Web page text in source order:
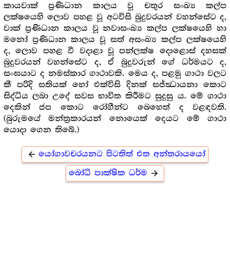
කායවාක් ප්‍රණිධාන කාලය වූ චතුර සංඛ්‍ය කල්ප
ලක්ෂයෙහි ලොව පහළ වූ අටවිසි බුදුවරයන් වහන්සේට ද,
වාක් ප්‍රණිධාන කාලය වූ නවාසංඛ්‍ය කල්ප ලක්ෂයෙහි හා
මනෝ ප්‍රණිධාන කාලය වූ සත් අසංඛ්‍ය කල්ප ලක්ෂයෙහි
ද, ලොව පහළ වී වදාළා වූ පන්ලක්ෂ දොළොස් දහසක්
බුදුවරයන් වහන්සේට ද, ඒ බුදුවරුන් ගේ ධර්මයට ද,
සංඝයාට ද නමස්කාර ගාථාවකි. මෙය ද, පළමු ගාථා වලට
කී පරිදි සතියක් හෝ එක්විසි දිනක් සජ්ඣායනා කොට
සිද්ධිය ලබා උදේ සවස භාවිත කිරීමට සුදුසු ය. මේ ගාථා
දෙකින් ජප කොට රෝගීන්ට බෙහෙත් ද වළඳවති.
(බුරුමයේ මන්ත්‍රකාරයන් නොයෙක් දෙයට මේ ගාථා
යොදා ගෙන තිබේ.)
arrow_back යෝගාවචරයනට පිටතිත් එත අන්තරායයෝ
බෝධි පාක්ෂික ධර්ම arrow_forward